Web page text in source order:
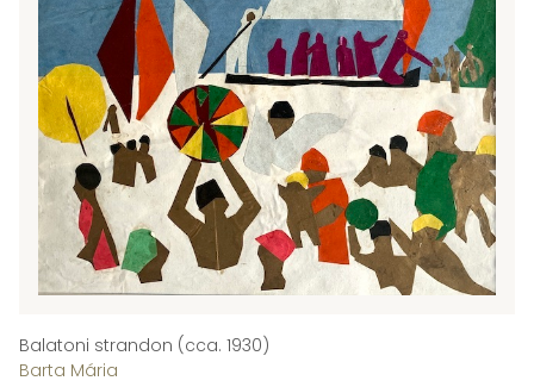
Balatoni strandon (cca. 1930)
Barta Mária